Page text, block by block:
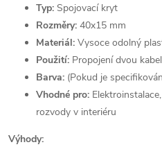
Typ: Spojovací kryt
Rozměry: 40x15 mm
Materiál: Vysoce odolný
Použití: Propojení dvou
Barva: (Pokud je
Vhodné pro:
rozvody v interiéru
Výhody: